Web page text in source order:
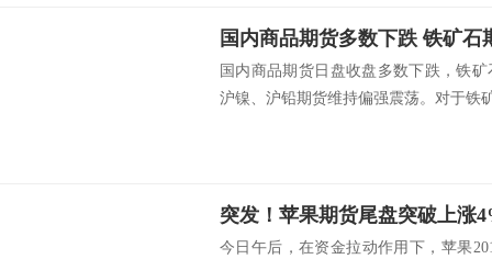
国内商品期货多数下跌 铁矿石
国内商品期货日盘收盘多数下跌，铁
沪镍、沪铅期货维持偏强震荡。对于铁
突发！苹果期货尾盘突破上涨
今日午后，在资金拉动作用下，苹果